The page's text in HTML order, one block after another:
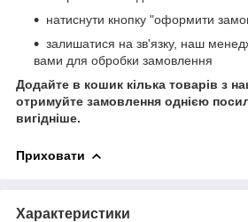
натиснути кнопку "оформити
залишатися на зв'язку, наш
вами для обробки замовлення
Додайте в кошик кілька товарів з
отримуйте замовлення однією
вигідніше.
Приховати
Характеристики